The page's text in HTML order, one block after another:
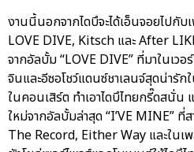
งานนี้นอกจากไดบึจะได้เอ็นจอยไปกั
LOVE DIVE, Kitsch และ After
จากอัลบั้ม “LOVE DIVE” ที่มาในเว
จินและอีซอโชว์แดนซ์ชาเลนจ์สุดน่ารั
ในคอนเสิร์ต ทำเอาไดบึไทยกรี๊ดสนั่น
ใหม่จากอัลบั้มล่าสุด “I’VE MINE”
The Record, Either Way และในเ